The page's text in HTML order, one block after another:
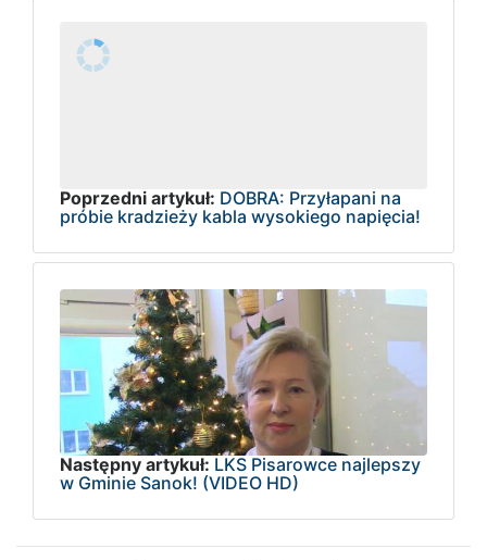
Poprzedni artykuł: DOBRA: Przyłapani na
próbie kradzieży kabla wysokiego napięcia!
Następny artykuł: LKS Pisarowce najlepszy
w Gminie Sanok! (VIDEO HD)